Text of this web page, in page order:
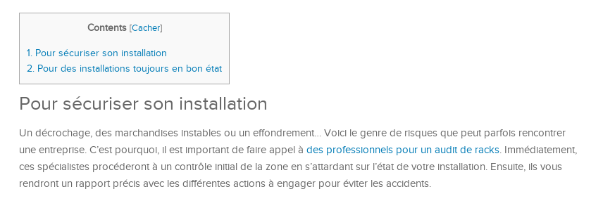
Contents [Cacher]
1. Pour sécuriser son installation
2. Pour des installations toujours en bon état
Pour sécuriser son installation
Un décrochage, des marchandises instables ou un effondrement… Voici le genre de risques que peut parfois rencontrer
une entreprise. C’est pourquoi, il est important de faire appel à des professionnels pour un audit de racks. Immédiatement,
ces spécialistes procéderont à un contrôle initial de la zone en s’attardant sur l’état de votre installation. Ensuite, ils vous
rendront un rapport précis avec les différentes actions à engager pour éviter les accidents.